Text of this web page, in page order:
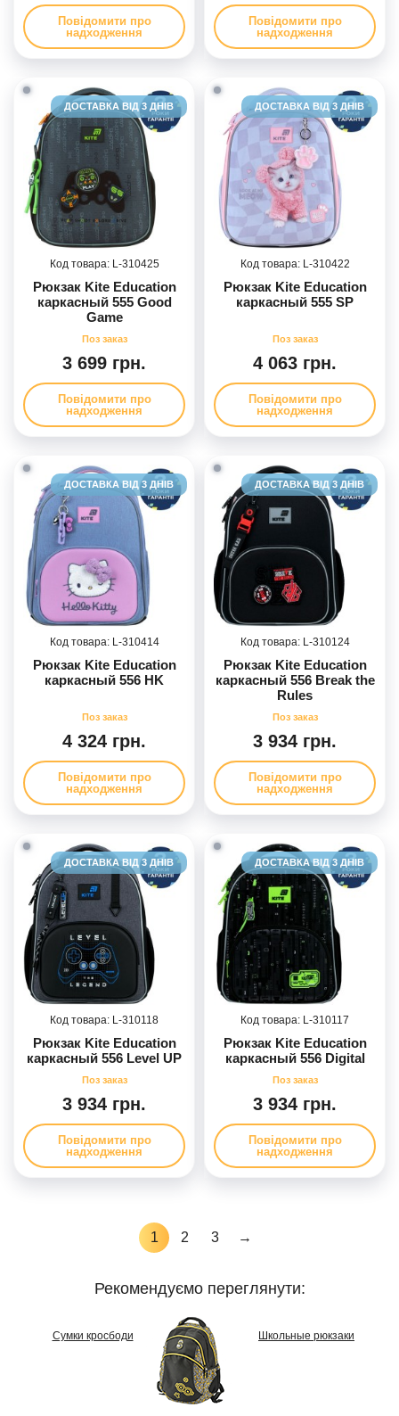
Повідомити про
надходження
Повідомити про
надходження
ДОСТАВКА ВІД 3 ДНІВ
310425
Рюкзак Kite Education
каркасный 555 Good
Game
3 699 грн.
Повідомити про
надходження
ДОСТАВКА ВІД 3 ДНІВ
310422
Рюкзак Kite Education
каркасный 555 SP
4 063 грн.
Повідомити про
надходження
ДОСТАВКА ВІД 3 ДНІВ
310414
Рюкзак Kite Education
каркасный 556 HK
4 324 грн.
Повідомити про
надходження
ДОСТАВКА ВІД 3 ДНІВ
310124
Рюкзак Kite Education
каркасный 556 Break the
Rules
3 934 грн.
Повідомити про
надходження
ДОСТАВКА ВІД 3 ДНІВ
310118
Рюкзак Kite Education
каркасный 556 Level UP
3 934 грн.
Повідомити про
надходження
ДОСТАВКА ВІД 3 ДНІВ
310117
Рюкзак Kite Education
каркасный 556 Digital
3 934 грн.
Повідомити про
надходження
1 2 3 →
Рекомендуємо переглянути:
Сумки кросбоди Школьные рюкзаки